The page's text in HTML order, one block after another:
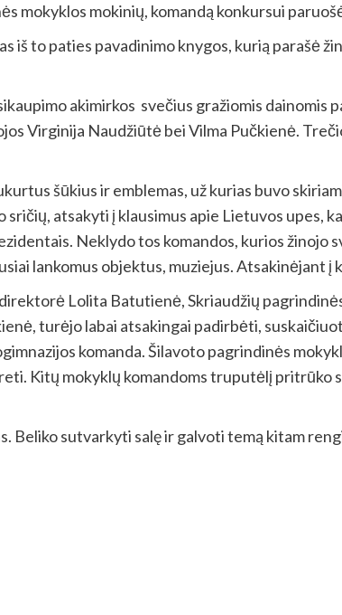
mokyklos mokinių, komandą konkursui
iš to paties pavadinimo knygos, kurią parašė
akimirkos svečius gražiomis dainomis
Virginija Naudžiūtė bei Vilma Pučkienė.
šūkius ir emblemas, už kurias buvo
atsakyti į klausimus apie Lietuvos upes,
Neklydo tos komandos, kurios žinojo
lankomus objektus, muziejus. Atsakinėjant
Lolita Batutienė, Skriaudžių
turėjo labai atsakingai padirbėti,
komanda. Šilavoto pagrindinės
Kitų mokyklų komandoms truputėlį pritrūko
Beliko sutvarkyti salę ir galvoti temą kitam